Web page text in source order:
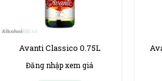
Avanti Classico 0.75L
Đăng nhập xem giá